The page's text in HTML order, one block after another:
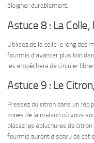
éloigner durablement.
Astuce 8 : La
Utilisez de la colle le long des
fourmis d’avancer plus loin
les empêchera de circuler
Astuce 9 : Le
Pressez du citron dans un
zones de la maison où vous
placez les épluchures de
fourmis auront disparu de cet